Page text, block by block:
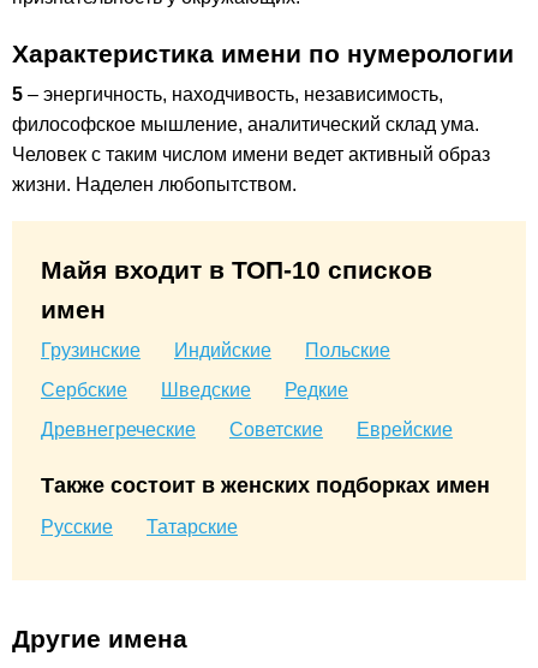
Характеристика имени по нумерологии
5 – энергичность, находчивость, независимость,
философское мышление, аналитический склад ума.
Человек с таким числом имени ведет активный образ
жизни. Наделен любопытством.
Майя входит в ТОП-10 списков
имен
Грузинские Индийские
Польские
Сербские
Шведские
Редкие
Древнегреческие
Советские Еврейские
Также состоит в женских подборках имен
Русские Татарские
Другие имена